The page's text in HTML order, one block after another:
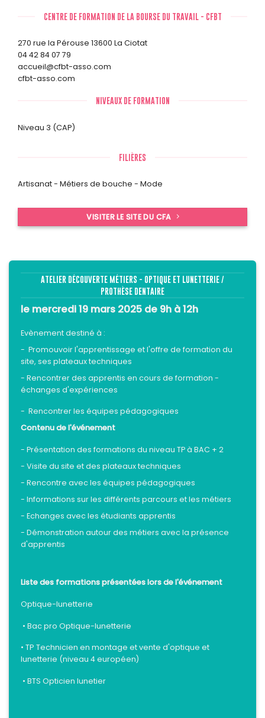
CENTRE DE FORMATION DE LA BOURSE DU TRAVAIL - CFBT
270 rue la Pérouse 13600 La Ciotat
04 42 84 07 79
accueil@cfbt-asso.com
cfbt-asso.com
NIVEAUX DE FORMATION
Niveau 3 (CAP)
FILIÈRES
Artisanat - Métiers de bouche - Mode
VISITER LE SITE DU CFA
ATELIER DÉCOUVERTE MÉTIERS - OPTIQUE ET LUNETTERIE /
PROTHÈSE DENTAIRE
le mercredi 19 mars 2025 de 9h à 12h
Evènement destiné à :
- Promouvoir l'apprentissage et l'offre de formation du
site, ses plateaux techniques
- Rencontrer des apprentis en cours de formation -
échanges d'expériences
- Rencontrer les équipes pédagogiques
Contenu de l'événement
- Présentation des formations du niveau TP à BAC + 2
- Visite du site et des plateaux techniques
- Rencontre avec les équipes pédagogiques
- Informations sur les différents parcours et les métiers
- Echanges avec les étudiants apprentis
- Démonstration autour des métiers avec la présence
d'apprentis
Liste des formations présentées lors de l'événement
Optique-lunetterie
• Bac pro Optique-lunetterie
• TP Technicien en montage et vente d'optique et
lunetterie (niveau 4 européen)
• BTS Opticien lunetier